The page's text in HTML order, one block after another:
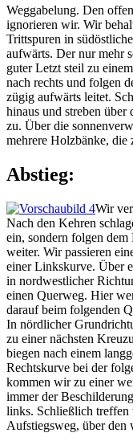
Weggabelung. Den
ignorieren wir. Wir
Trittspuren in
aufwärts. Der nur mehr
guter Letzt steil zu
nach rechts und folgen
zügig aufwärts leitet.
hinaus und streben
zu. Über die
mehrere Holzbänke, die
Abstieg:
Wir
Nach den Kehren
ein, sondern folgen
weiter. Wir passieren
einer Linkskurve. Über
in nordwestlicher
einen Querweg. Hier
darauf beim folgenden
In nördlicher
zu einer nächsten
biegen nach einem
Rechtskurve bei der
kommen wir zu einer
immer der
links. Schließlich treffen
Aufstiegsweg, über den